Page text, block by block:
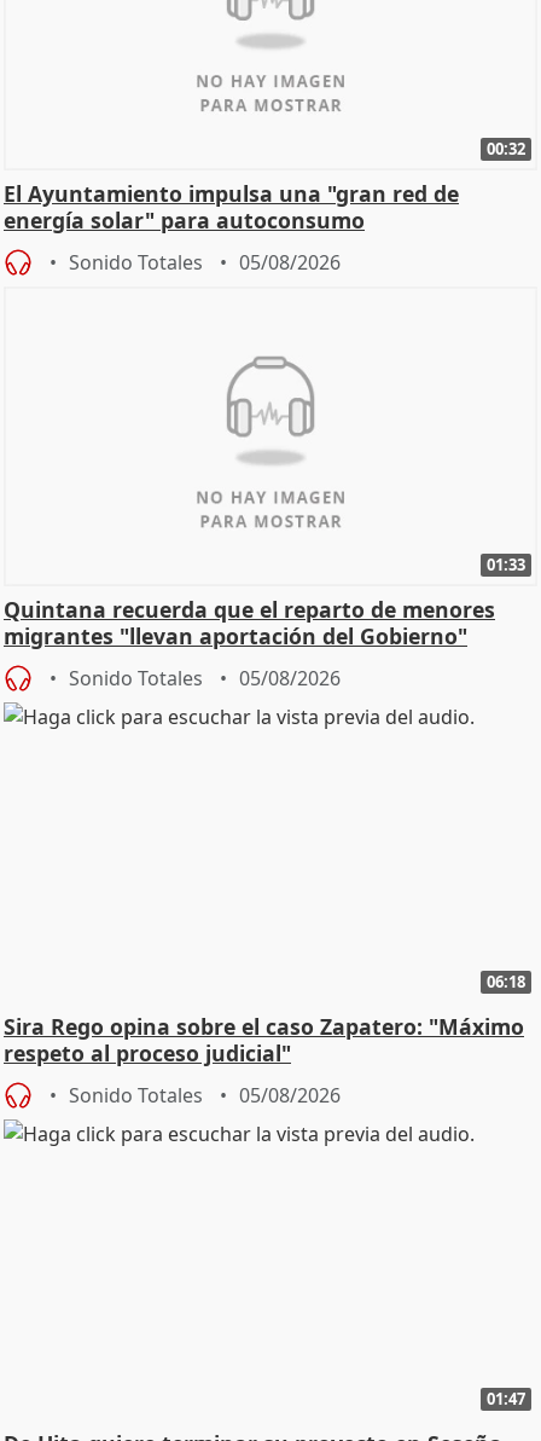
00:32
El Ayuntamiento impulsa una "gran red de
energía solar" para autoconsumo
Sonido Totales 05/08/2026
01:33
Quintana recuerda que el reparto de menores
migrantes "llevan aportación del Gobierno"
central
Sonido Totales 05/08/2026
06:18
Sira Rego opina sobre el caso Zapatero: "Máximo
respeto al proceso judicial"
Sonido Totales 05/08/2026
01:47